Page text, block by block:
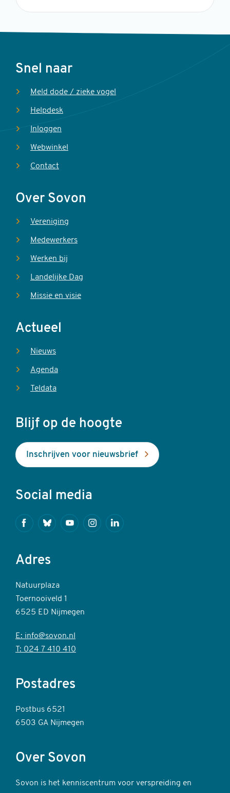
Voet
Snel naar
Meld dode / zieke vogel
Helpdesk
Inloggen
Webwinkel
Contact
Over Sovon
Vereniging
Medewerkers
Werken bij
Landelijke Dag
Missie en visie
Actueel
Nieuws
Agenda
Teldata
Blijf op de hoogte
Inschrijven voor nieuwsbrief
Social media
FacebookBlueskyYoutubeInstagramLinkedin
Adres
Natuurplaza
Toernooiveld 1
6525 ED Nijmegen
E: info@sovon.nl
T: 024 7 410 410
Postadres
Postbus 6521
6503 GA Nijmegen
Over Sovon
Sovon is het kenniscentrum voor verspreiding en